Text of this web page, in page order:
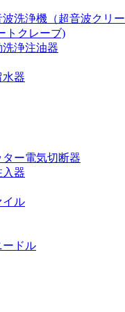
洗浄機（超音波クリ
トクレーブ)
浄注油器
器
ー電気切断器
器
イル
ードル